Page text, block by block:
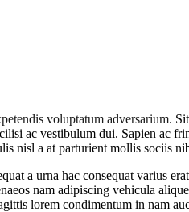
voluptatum adversarium.
ac vestibulum dui. Sapien ac
nisl a at parturient mollis sociis
a urna hac consequat varius
nam adipiscing vehicula
lorem condimentum in nam